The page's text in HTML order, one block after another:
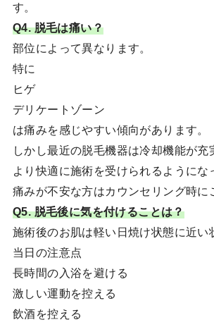
す。
Q4. 脱毛は痛い？
部位によって異なります。
特に
ヒゲ
デリケートゾーン
は痛みを感じやすい傾向があります。
しかし最近の脱毛機器は冷却機能が充
より快適に施術を受けられるようにな
痛みが不安な方はカウンセリング時に
Q5. 脱毛後に気を付けることは？
施術後のお肌は軽い日焼け状態に近い
当日の注意点
長時間の入浴を避ける
激しい運動を控える
飲酒を控える